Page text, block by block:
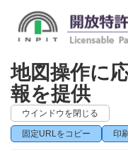
地図操作に
報を提供
ウインドウを閉じる
固定URLをコピー 印刷